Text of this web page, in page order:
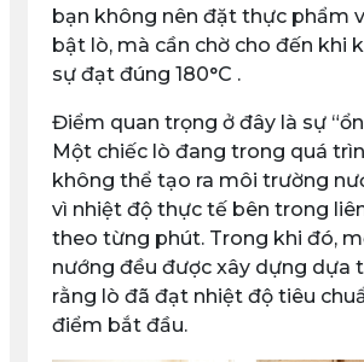
bạn không nên đặt thực phẩm
bật lò, mà cần chờ cho đến khi
sự đạt đúng 180°C .
Điểm quan trọng ở đây là sự
Một chiếc lò đang trong quá
không thể tạo ra môi trường
vì nhiệt độ thực tế bên trong
theo từng phút. Trong khi đó,
nướng đều được xây dựng dựa
rằng lò đã đạt nhiệt độ tiêu
điểm bắt đầu.